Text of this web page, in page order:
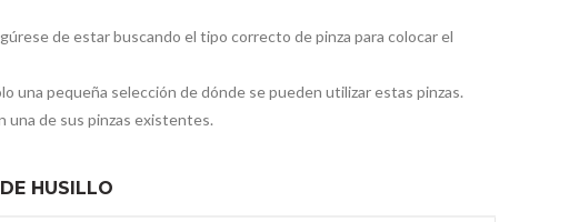
de estar buscando el tipo correcto de pinza para colocar el
una pequeña selección de dónde se pueden utilizar estas pinzas.
una de sus pinzas existentes.
HUSILLO